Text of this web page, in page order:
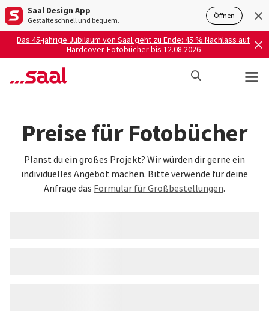
Saal Design App
Gestalte schnell und bequem. Öffnen
Das 45-jährige Jubiläum von Saal geht zu Ende: 45 % Nachlass auf
Hardcover-Fotobücher bis 12.08.2026
Preise für Fotobücher
Planst du ein großes Projekt? Wir würden dir gerne ein
individuelles Angebot machen. Bitte verwende für deine
Anfrage das Formular für Großbestellungen.